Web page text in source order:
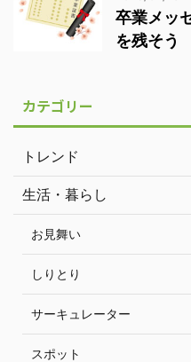
卒業メッ
を残そう
カテゴリー
トレンド
生活・暮らし
お見舞い
しりとり
サーキュレーター
スポット